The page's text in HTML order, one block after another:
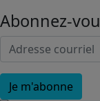
Abonnez-